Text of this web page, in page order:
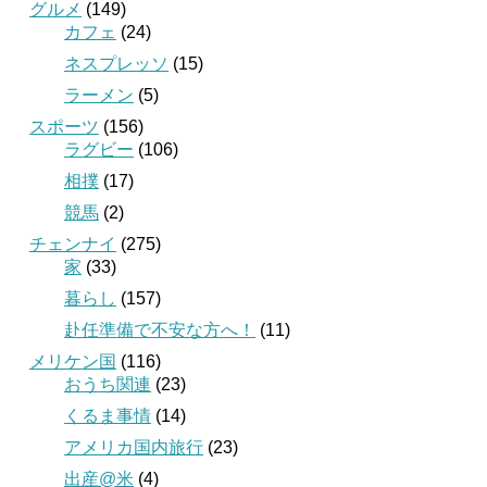
グルメ (149)
カフェ (24)
ネスプレッソ (15)
ラーメン (5)
スポーツ (156)
ラグビー (106)
相撲 (17)
競馬 (2)
チェンナイ (275)
家 (33)
暮らし (157)
赴任準備で不安な方へ！
(11)
メリケン国 (116)
おうち関連 (23)
くるま事情 (14)
アメリカ国内旅行 (23)
出産@米 (4)